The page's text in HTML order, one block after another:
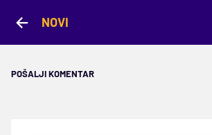
NOVI
POŠALJI KOMENTAR